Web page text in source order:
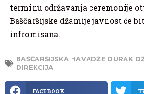
terminu održavanja ceremonije
Baščaršijske džamije javnost će
infromisana.
BAŠČARŠIJSKA HAVADŽE DURAK
DIREKCIJA
FACEBOOK